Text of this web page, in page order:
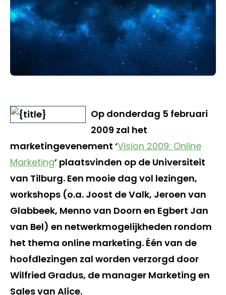
Op donderdag 5 februari
2009 zal het
marketingevenement ‘Vision 2009: Online
Marketing’ plaatsvinden op de Universiteit
van Tilburg. Een mooie dag vol lezingen,
workshops (o.a. Joost de Valk, Jeroen van
Glabbeek, Menno van Doorn en Egbert Jan
van Bel) en netwerkmogelijkheden rondom
het thema online marketing. Één van de
hoofdlezingen zal worden verzorgd door
Wilfried Gradus, de manager Marketing en
Sales van Alice.